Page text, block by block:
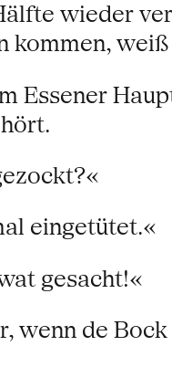
wieder
kommen,
Essener
eingetütet.«
gesacht!«
wenn de Bock